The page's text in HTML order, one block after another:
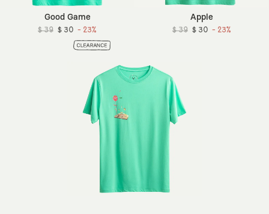
Good Game
$ 39 $ 30 - 23%
Apple
$ 39 $ 30 - 23%